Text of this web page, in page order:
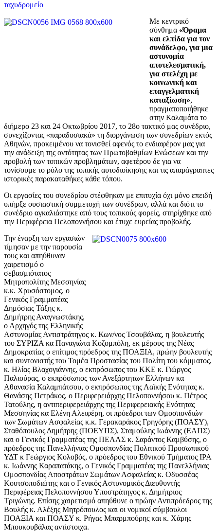
ταχυδρομείο
Με κεντρικό
σύνθημα «Όραμα
και ελπίδα για τον
συνάδελφο, για μια
αστυνομία
αποτελεσματική,
για στελέχη με
κοινωνική και
επαγγελματική
καταξίωση»,
πραγματοποιήθηκε
στην Καλαμάτα το
διήμερο 23 και 24 Οκτωβρίου 2017, το 28ο τακτικό μας συνέδριο,
συνεχίζοντας «παραδοσιακά» τη διοργάνωση των συνεδρίων εκτός
Αθηνών, προκειμένου να τονισθεί αφενός το ενδιαφέρον μας για
την ανάδειξη της οντότητας των Πρωτοβαθμίων Ενώσεων και την
προβολή των τοπικών προβλημάτων, αφετέρου δε για να
τονίσουμε το ρόλο της τοπικής αυτοδιοίκησης και τις απαράγραπτες
ιστορικές παρακαταθήκες κάθε τόπου.
Οι εργασίες του συνεδρίου στέφθηκαν με επιτυχία όχι μόνο επειδή
υπήρξε ουσιαστική συμμετοχή των συνέδρων, αλλά και διότι το
συνέδριο αγκαλιάστηκε από τους τοπικούς φορείς, στηρίχθηκε από
την Περιφέρεια Πελοποννήσου και έτυχε ευρείας προβολής.
Την έναρξη των εργασιών
τίμησαν με την παρουσία
τους και απηύθυναν
χαιρετισμό ο
σεβασμιότατος
Μητροπολίτης Μεσσηνίας
κ.κ. Χρυσόστομος, ο
Γενικός Γραμματέας
Δημόσιας Τάξης κ.
Δημήτρης Αναγνωστάκης,
ο Αρχηγός της Ελληνικής
Αστυνομίας Αντιστράτηγος κ. Κων/νος Τσουβάλας, η βουλευτής
του ΣΥΡΙΖΑ κα Παναγιώτα Κοζομπόλη, εκ μέρους της Νέας
Δημοκρατίας ο επίτιμος πρόεδρος της ΠΟΑΞΙΑ, πρώην βουλευτής
και συντονιστής του Τομέα Προστασίας του Πολίτη του κόμματος,
κ. Ηλίας Βλαχογιάννης, ο εκπρόσωπος του ΚΚΕ κ. Γιώργος
Παλιούρας, ο εκπρόσωπος των Ανεξάρτητων Ελλήνων κα
Αθανασία Καλαμπάτσου, ο εκπρόσωπος της Λαϊκής Ενότητας κ.
Θανάσης Πετράκος, ο Περιφερειάρχης Πελοποννήσου κ. Πέτρος
Τατούλης, η αντιπεριφερειάρχης της Περιφερειακής Ενότητας
Μεσσηνίας κα Ελένη Αλειφέρη, οι πρόεδροι των Ομοσπονδιών
των Σωμάτων Ασφαλείας κ.κ. Γερακαράκος Γρηγόρης (ΠΟΑΣΥ),
Σταθόπουλος Δημήτρης (ΠΟΕΥΠΣ), Σταμούλης Ιωάννης (ΕΑΠΣ)
και ο Γενικός Γραμματέας της ΠΕΑΛΣ κ. Σαράντος Καμβύσης, o
πρόεδρος της Πανελλήνιας Ομοσπονδίας Πολιτικού Προσωπικού
ΥΔΤ κ Γεώργιος Κολοβός, ο πρόεδρος του Εθνικού Τμήματος ΙΡΑ
κ. Ιωάννης Καραπατάκης, ο Γενικός Γραμματέας της Πανελλήνιας
Ομοσπονδίας Αποστράτων Σωμάτων Ασφαλείας κ. Οδυσσέας
Κουτσοποδιώτης και ο Γενικός Αστυνομικός Διευθυντής
Περιφέρειας Πελοποννήσου Υποστράτηγος κ. Δημήτριος
Τριγώνης. Επίσης χαιρετισμό απηύθυνε ο πρώην Αντιπρόεδρος της
Βουλής κ. Αλέξης Μητρόπουλος και οι νομικοί σύμβουλοι
ΠΟΑΞΙΑ και ΠΟΑΣΥ κ. Ρήγας Μπαρμπούρης και κ. Χάρης
Μπουκουβάλας αντίστοιχα.